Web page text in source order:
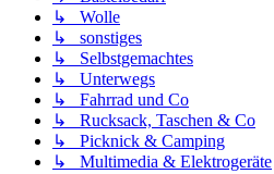
↳ Wolle
↳ sonstiges
↳ Selbstgemachtes
↳ Unterwegs
↳ Fahrrad und Co
↳ Rucksack, Taschen & Co
↳ Picknick & Camping
↳ Multimedia & Elektrogeräte